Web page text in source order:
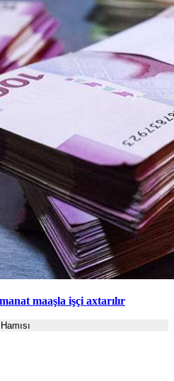
maaşla işçi axtarılır
Hamısı